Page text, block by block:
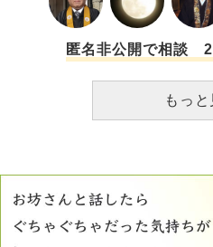
の言動と、それに逐一反応す
ことに嫉妬して、都度話し合い
ず、かつ、向こうの考えも全て
べきだと思い、彼女から言われ
な事などをしないように努め
はしないのに呼んだ)したこと
度は、完全に無視され、かつ、
ブロックされてしまった。会話
匿名非公開で相談
もっと